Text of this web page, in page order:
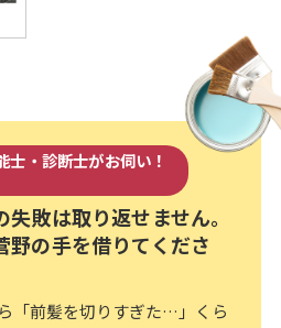
士・診断士がお伺い！
敗は取り返せません。
野の手を借りてくださ
「前髪を切りすぎた…」くら